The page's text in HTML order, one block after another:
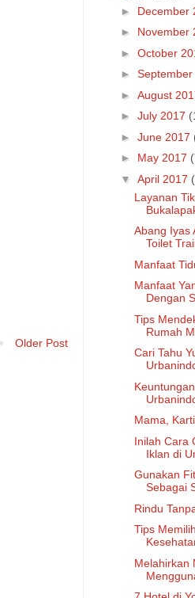
Older Post
► December
► November
► October
► September
► August
► July 2017
► June 2017
► May 2017
▼ April 2017
Layanan
Abang Iyas
Toilet
Manfaat
Manfaat
Dengan
Tips
Rumah
Cari Tahu
Mama,
Inilah Cara
Iklan di
Gunakan
Sebagai
Rindu
Tips
Melahirkan